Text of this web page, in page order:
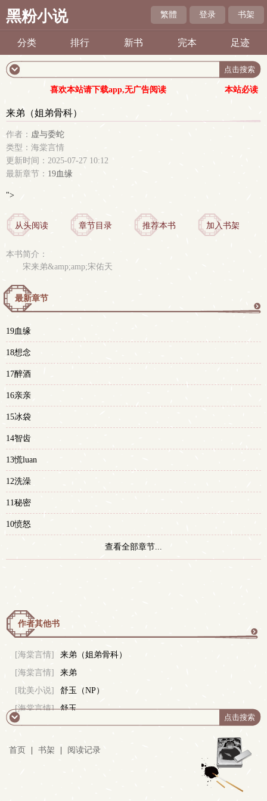
黑粉小说 繁體 登录 书架
分类 排行 新书 完本 足迹
喜欢本站请下载app,无广告阅读 本站必读
来弟（姐弟骨科）
作者： 虚与委蛇
类型：海棠言情
更新时间：2025-07-27 10:12
最新章节： 19血缘
">
从头阅读 章节目录 推荐本书 加入书架
本书简介：
宋来弟&amp;amp;宋佑天
最新章节
19血缘
18想念
17醉酒
16亲亲
15冰袋
14智齿
13慌luan
12洗澡
11秘密
10愤怒
查看全部章节...
作者其他书
[海棠言情]
来弟（姐弟骨科）
[海棠言情]
来弟
[耽美小说]
舒玉（NP）
[海棠言情]
舒玉
首页 书架 阅读记录